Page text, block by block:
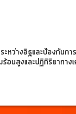
ว่างอิฐและป้องกันก
อนสูงและปฏิกิริยาทาง